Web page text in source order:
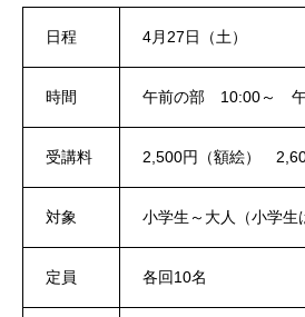
日程 4月27日（土）
時間 午前の部 10:00～
受講料 2,500円（額絵）
対象 小学生～大人（小学生
定員 各回10名